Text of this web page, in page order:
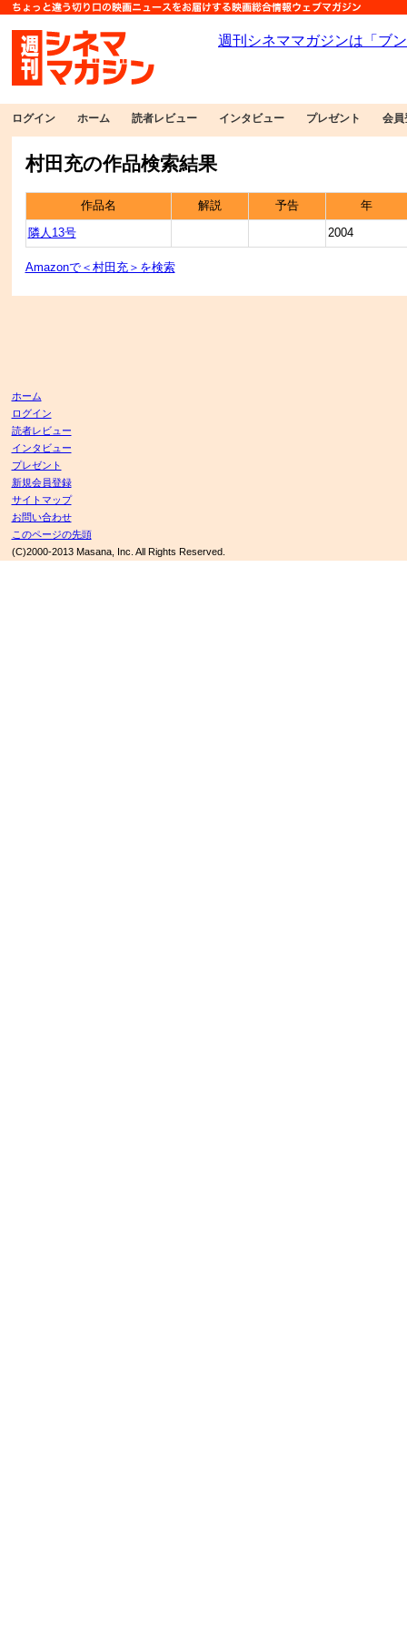
ログイン ホーム 読者レビュー インタビュー プレゼント 会員
村田充の作品検索結果
作品名 解説 予告 年
隣人13号 2004
Amazonで＜村田充＞を検索
ホーム
ログイン
読者レビュー
インタビュー
プレゼント
新規会員登録
サイトマップ
お問い合わせ
このページの先頭
(C)2000-2013 Masana, Inc. All Rights Reserved.